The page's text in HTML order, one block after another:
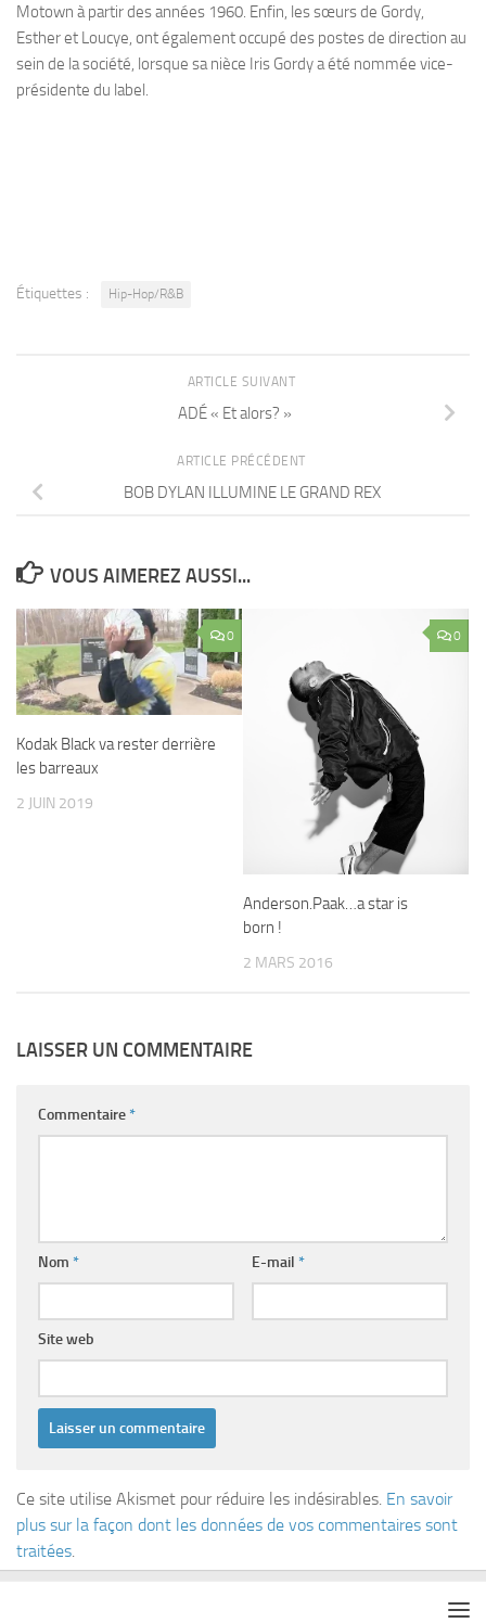
Motown à partir des années 1960. Enfin, les sœurs de Gordy,
Esther et Loucye, ont également occupé des postes de direction au
sein de la société, lorsque sa nièce Iris Gordy a été nommée vice-
présidente du label.
Étiquettes : Hip-Hop/R&B
ARTICLE SUIVANT
ADÉ « Et alors? »
ARTICLE PRÉCÉDENT
BOB DYLAN ILLUMINE LE GRAND REX
VOUS AIMEREZ AUSSI...
0
Kodak Black va rester derrière
les barreaux
2 JUIN 2019
0
Anderson.Paak…a star is
born !
2 MARS 2016
LAISSER UN COMMENTAIRE
Commentaire*
Nom * E-mail *
Site web
Ce site utilise Akismet pour réduire les indésirables. En savoir
plus sur la façon dont les données de vos commentaires sont
traitées.